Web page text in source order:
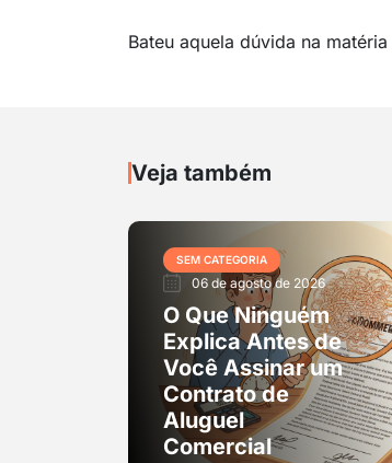
Bateu aquela dúvida na
Veja também
SEM CATEGORIA
06 de agosto de 2026
O Que Ninguém
Explica Antes de
Você Assinar um
Contrato de
Aluguel
Comercial